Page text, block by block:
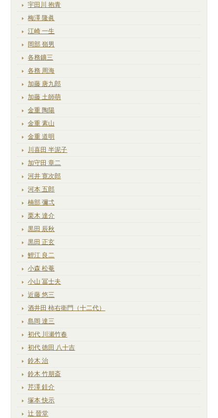
宇田川 抱青
梅澤 隆眞
江崎 一生
岡部 嶺男
各務鑛三
各務 周海
加藤 唐九郎
加藤 土師萌
金重 陶陽
金重 素山
金重 道明
川喜田 半泥子
加守田 章二
河井 寛次郎
河本 五郎
楠部 彌弌
栗木 達介
黒田 辰秋
黒田 正玄
鯉江 良二
小森 松菴
小山 冨士夫
近藤 悠三
酒井田 柿右衛門（十二代）
島岡 達三
初代 川瀬竹春
初代 徳田 八十吉
鈴木 治
鈴木 竹朋斎
芹澤 銈介
塚本 快示
辻 晉堂